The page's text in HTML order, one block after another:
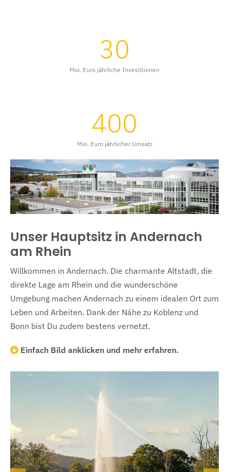
30
Mio. Euro jährliche Investitionen
400
Mio. Euro jährlicher Umsatz
Unser Hauptsitz in Andernach
am Rhein
Willkommen in Andernach. Die charmante Altstadt, die
direkte Lage am Rhein und die wunderschöne
Umgebung machen Andernach zu einem idealen Ort zum
Leben und Arbeiten. Dank der Nähe zu Koblenz und
Bonn bist Du zudem bestens vernetzt.
Einfach Bild anklicken und mehr erfahren.